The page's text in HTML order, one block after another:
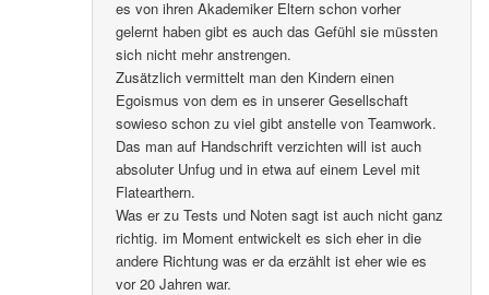
es von ihren Akademiker Eltern schon vorher
gelernt haben gibt es auch das Gefühl sie müssten
sich nicht mehr anstrengen.
Zusätzlich vermittelt man den Kindern einen
Egoismus von dem es in unserer Gesellschaft
sowieso schon zu viel gibt anstelle von Teamwork.
Das man auf Handschrift verzichten will ist auch
absoluter Unfug und in etwa auf einem Level mit
Flatearthern.
Was er zu Tests und Noten sagt ist auch nicht ganz
richtig. im Moment entwickelt es sich eher in die
andere Richtung was er da erzählt ist eher wie es
vor 20 Jahren war.